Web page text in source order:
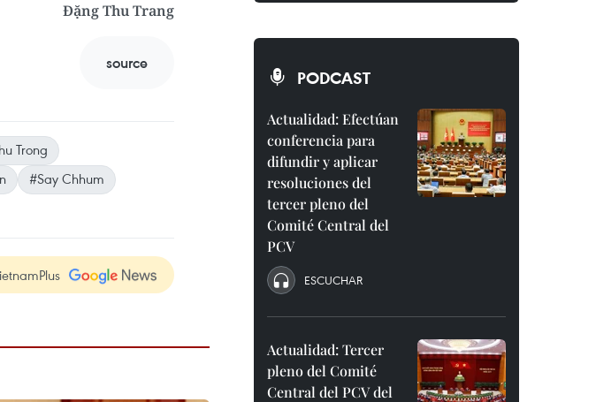
Đặng Thu Trang
source
Trong
#Say Chhum
PODCAST
Actualidad: Efectúan
conferencia para
difundir y aplicar
resoluciones del
tercer pleno del
Comité Central del
PCV
ESCUCHAR
Actualidad: Tercer
pleno del Comité
Central del PCV del